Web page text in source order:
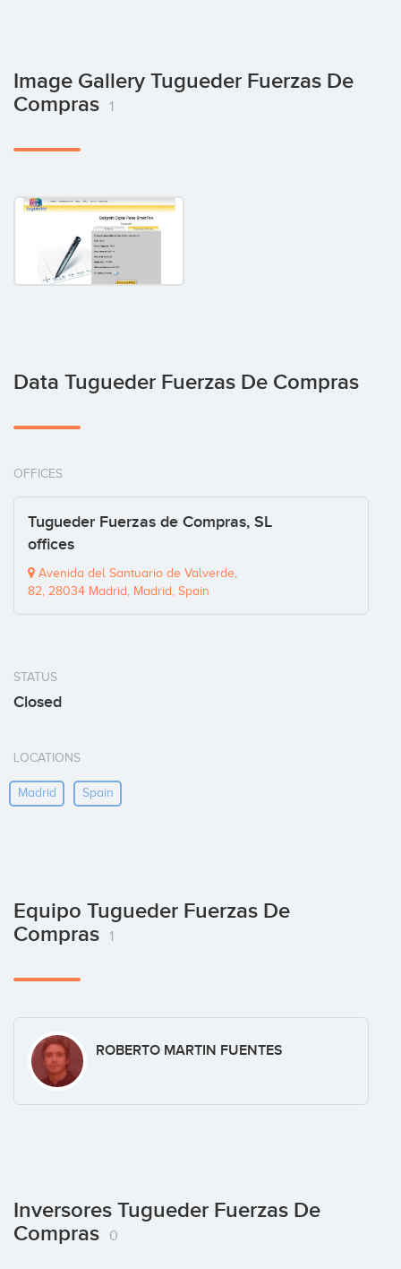
Image Gallery Tugueder Fuerzas De
Compras
1
Data Tugueder Fuerzas De Compras
OFFICES
Tugueder Fuerzas de Compras, SL
offices
Avenida del Santuario de Valverde,
82, 28034 Madrid, Madrid, Spain
STATUS
Closed
LOCATIONS
Madrid Spain
Equipo Tugueder Fuerzas De
Compras
1
ROBERTO MARTIN FUENTES
Inversores Tugueder Fuerzas De
Compras
0